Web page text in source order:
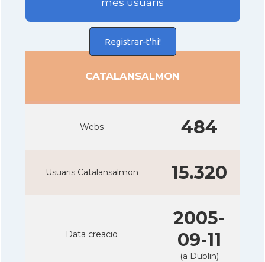
més usuaris
Registrar-t'hi!
CATALANSALMON
Webs 484
Usuaris Catalansalmon 15.320
Data creacio
2005-
09-11
(a Dublin)